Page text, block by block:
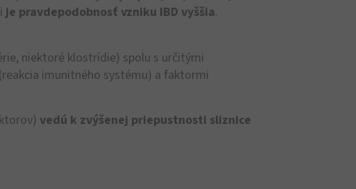
je pravdepodobnosť vzniku IBD vyššia.
niektoré klostrídie) spolu s určitými
(reakcia imunitného systému) a faktormi
vedú k zvýšenej priepustnosti sliznice